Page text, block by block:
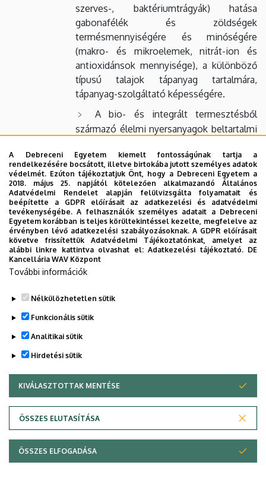
szerves-, baktériumtrágyák) hatása
gabonafélék és zöldségek
termésmennyiségére és minőségére
(makro- és mikroelemek, nitrát-ion és
antioxidánsok mennyisége), a különböző
típusú talajok tápanyag tartalmára,
tápanyag-szolgáltató képességére.
A bio- és integrált termesztésből
származó élelmi nyersanyagok beltartalmi
során.
Erdeiné Dr. Kremper Rita
A különböző talaj kivonószerek
összehasonlító vizsgálata mikroelemekre.
Zn trágyaszerek hatásának vizsgálata a
termés nagyságára és a növényi
elemtartalomra tenyészedényes és
Legutóbbi frissítés: 2022. 08. 01. 19:31
Adatvédelem
Copyright © 2026 Unideb
A Debreceni Egyetem kiemelt fontosságúnak tartja a
rendelkezésére bocsátott, illetve birtokába jutott személyes adatok
védelmét. Ezúton tájékoztatjuk Önt, hogy a Debreceni Egyetem a
2018. május 25. napjától kötelezően alkalmazandó Általános
Adatvédelmi Rendelet alapján felülvizsgálta folyamatait és
beépítette a GDPR előírásait az adatkezelési és adatvédelmi
tevékenységébe. A felhasználók személyes adatait a Debreceni
Egyetem korábban is teljes körültekintéssel kezelte, megfelelve az
érvényben lévő adatkezelési szabályozásoknak. A GDPR előírásait
követve frissítettük Adatvédelmi Tájékoztatónkat, amelyet az
alábbi linkre kattintva olvashat el:Adatkezelési tájékoztató. DE
Kancellária WAV Központ
További információk
Nélkülözhetetlen sütik
Funkcionális sütik
Analitikai sütik
Hirdetési sütik
KIVÁLASZTOTTAK MENTÉSE
ÖSSZES ELUTASÍTÁSA
WITHDRAW CONSENT
ÖSSZES ELFOGADÁSA